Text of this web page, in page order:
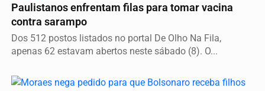
Paulistanos enfrentam filas para tomar vacina
contra sarampo
Dos 512 postos listados no portal De Olho Na Fila,
apenas 62 estavam abertos neste sábado (8). O...